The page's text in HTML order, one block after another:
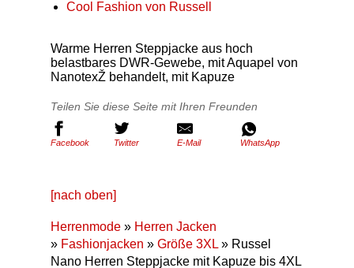
Cool Fashion von Russell
Warme Herren Steppjacke aus hoch
belastbares DWR-Gewebe, mit Aquapel von
NanotexŽ behandelt, mit Kapuze
Teilen Sie diese Seite mit Ihren Freunden
Facebook Twitter E-Mail WhatsApp
[nach oben]
Herrenmode » Herren Jacken
» Fashionjacken » Größe 3XL » Russel
Nano Herren Steppjacke mit Kapuze bis 4XL